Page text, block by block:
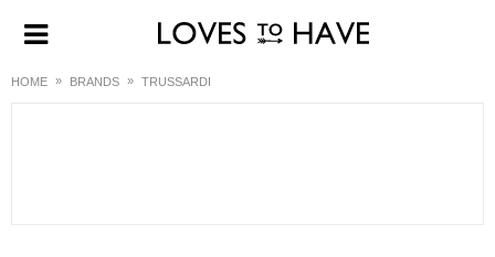
HOME BRANDS TRUSSARDI